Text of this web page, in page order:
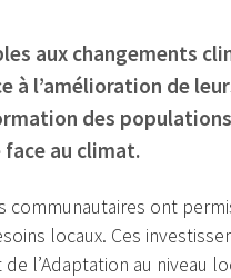
aux changements
à l’amélioration de
des
au climat.
ont
locaux. Ces
l’Adaptation au niveau